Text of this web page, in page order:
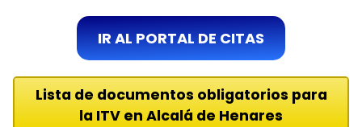
IR AL PORTAL DE CITAS
Lista de documentos obligatorios para
la ITV en Alcalá de Henares